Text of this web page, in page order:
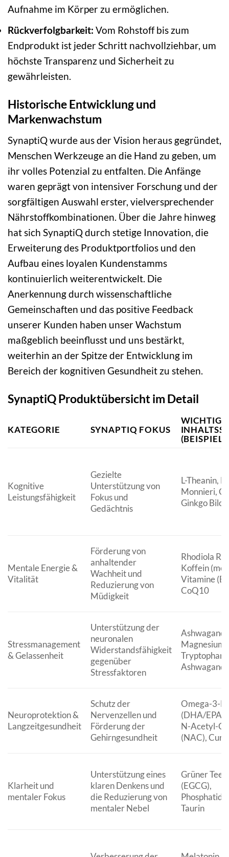
Aufnahme im Körper zu ermöglichen.
Rückverfolgbarkeit: Vom Rohstoff bis zum
Endprodukt ist jeder Schritt nachvollziehbar, um
höchste Transparenz und Sicherheit zu
gewährleisten.
Historische Entwicklung und
Markenwachstum
SynaptiQ wurde aus der Vision heraus gegründet,
Menschen Werkzeuge an die Hand zu geben, um
ihr volles Potenzial zu entfalten. Die Anfänge
waren geprägt von intensiver Forschung und der
sorgfältigen Auswahl erster, vielversprechender
Nährstoffkombinationen. Über die Jahre hinweg
hat sich SynaptiQ durch stetige Innovation, die
Erweiterung des Produktportfolios und den
Aufbau eines loyalen Kundenstamms
kontinuierlich weiterentwickelt. Die
Anerkennung durch wissenschaftliche
Gemeinschaften und das positive Feedback
unserer Kunden haben unser Wachstum
maßgeblich beeinflusst und uns bestärkt,
weiterhin an der Spitze der Entwicklung im
Bereich der kognitiven Gesundheit zu stehen.
SynaptiQ Produktübersicht im Detail
KATEGORIE SYNAPTIQ FOKUS
WICHTIGE
Kognitive
Leistungsfähigkeit
Gezielte
Unterstützung von
Fokus und
Gedächtnis
L-Theanin,
Monnieri,
Ginkgo
Mentale Energie &
Vitalität
Förderung von
anhaltender
Wachheit und
Reduzierung von
Müdigkeit
Rhodiola
Koffein
Vitamine
CoQ10
Stressmanagement
& Gelassenheit
Unterstützung der
neuronalen
Widerstandsfähigkeit
gegenüber
Stressfaktoren
Magnesium,
Tryptophan,
Neuroprotektion &
Langzeitgesundheit
Schutz der
Nervenzellen und
Förderung der
Gehirngesundheit
Omega-3-
(DHA/EPA),
N-Acetyl-
(NAC),
Klarheit und
mentaler Fokus
Unterstützung eines
klaren Denkens und
die Reduzierung von
mentaler Nebel
Grüner Tee
(EGCG),
Taurin